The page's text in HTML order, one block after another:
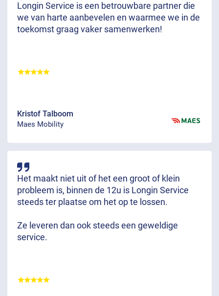
Longin Service is een betrouwbare partner die
we van harte aanbevelen en waarmee we in de
toekomst graag vaker samenwerken!
Kristof Talboom
Maes Mobility
Het maakt niet uit of het een groot of klein
probleem is, binnen de 12u is Longin Service
steeds ter plaatse om het op te lossen.
Ze leveren dan ook steeds een geweldige
service.